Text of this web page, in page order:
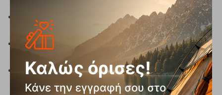
Roll-top σχεδιασμόςγια εύκολη
πρόσβαση και ασφαλές κλείσιμο
Ιμάντες μεταφοράς:
Ενισχυμένοι ιμάντες
για άνεση
Λαβή μεταφοράς:Επάνωcarry handleγια
γρήγορη μετακίνηση
Καλώς όρισες!
Κάνε την εγγραφή σου στο